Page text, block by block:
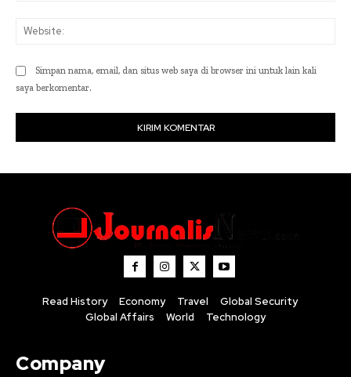
Simpan nama, email, dan situs web saya di browser ini untuk lain kali
saya berkomentar.
Read History Economy Travel
Global Security
Global Affairs
World Technology
Company